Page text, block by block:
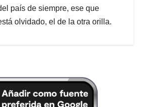
país de siempre, ese que
olvidado, el de la otra orilla.